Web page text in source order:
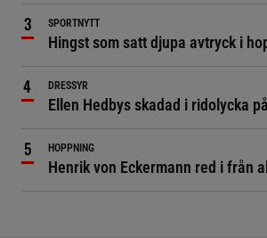
SPORTNYTT
Hingst som satt djupa avtryck i
DRESSYR
Ellen Hedbys skadad i ridolycka
HOPPNING
Henrik von Eckermann red i från